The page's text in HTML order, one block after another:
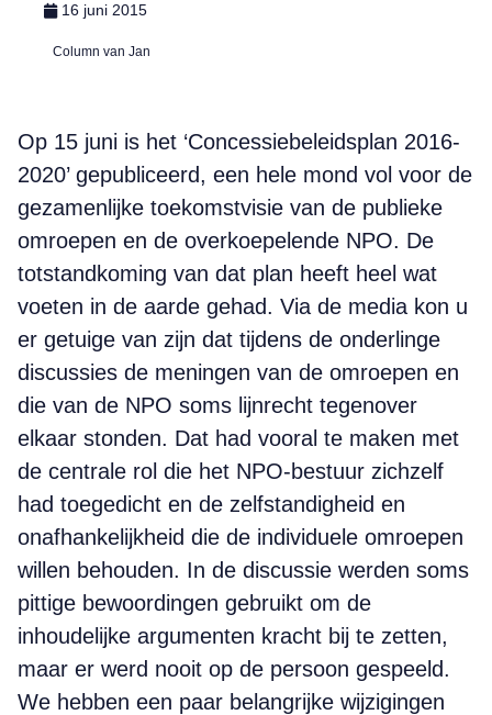
16 juni 2015
Column van Jan
Op 15 juni is het ‘Concessiebeleids­plan 2016-
2020’ gepubliceerd, een hele mond vol voor de
gezamenlijke toekomstvisie van de publieke
omroepen en de overkoepelende NPO. De
totstand­koming van dat plan heeft heel wat
voeten in de aarde gehad. Via de media kon u
er getuige van zijn dat tijdens de onderlinge
discussies de meningen van de omroepen en
die van de NPO soms lijnrecht tegenover
elkaar stonden. Dat had vooral te maken met
de centrale rol die het NPO-bestuur zichzelf
had toegedicht en de zelfstandigheid en
onafhankelijkheid die de individuele omroepen
willen behouden. In de discussie werden soms
pittige bewoordingen gebruikt om de
inhoudelijke argumenten kracht bij te zetten,
maar er werd nooit op de persoon gespeeld.
We hebben een paar belangrijke wijzigingen